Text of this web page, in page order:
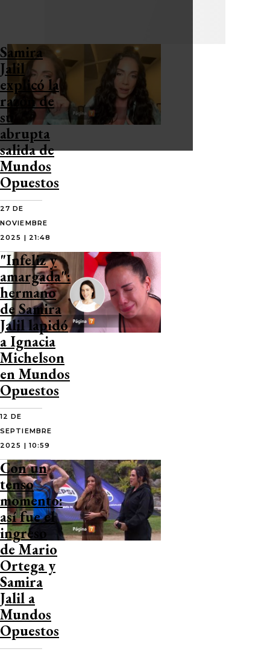
Samira
Jalil
explicó la
razón de
su
abrupta
salida de
Mundos
Opuestos
27 DE
NOVIEMBRE
2025 | 21:48
"Infeliz y
amargada":
hermano
de Samira
Jalil lapidó
a Ignacia
Michelson
en Mundos
Opuestos
12 DE
SEPTIEMBRE
2025 | 10:59
Con un
tenso
momento:
así fue el
ingreso
de Mario
Ortega y
Samira
Jalil a
Mundos
Opuestos